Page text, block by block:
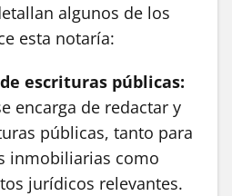
algunos de los
esta notaría:
escrituras públicas:
encarga de redactar y
públicas, tanto para
inmobiliarias como
jurídicos relevantes.